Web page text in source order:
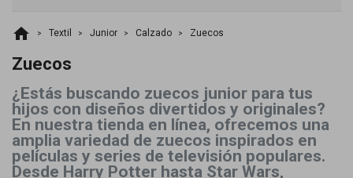
home Textil Junior Calzado Zuecos
Zuecos
¿Estás buscando zuecos junior para tus
hijos con diseños divertidos y originales?
En nuestra tienda en línea, ofrecemos una
amplia variedad de zuecos inspirados en
películas y series de televisión populares.
Desde Harry Potter hasta Star Wars,